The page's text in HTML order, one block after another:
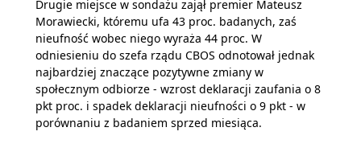
Drugie miejsce w sondażu zajął premier Mateusz
Morawiecki, któremu ufa 43 proc. badanych, zaś
nieufność wobec niego wyraża 44 proc. W
odniesieniu do szefa rządu CBOS odnotował jednak
najbardziej znaczące pozytywne zmiany w
społecznym odbiorze - wzrost deklaracji zaufania o 8
pkt proc. i spadek deklaracji nieufności o 9 pkt - w
porównaniu z badaniem sprzed miesiąca.